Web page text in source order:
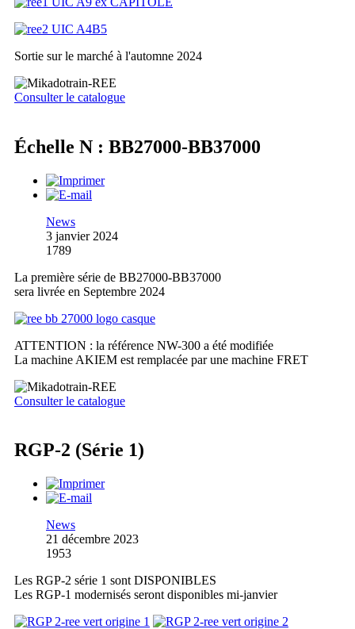
Sortie sur le marché à l'automne 2024
Consulter le catalogue
Échelle N : BB27000-BB37000
News
3 janvier 2024
1789
La première série de BB27000-BB37000
sera livrée en Septembre 2024
ATTENTION : la référence NW-300 a été modifiée
La machine AKIEM est remplacée par une machine FRET
Consulter le catalogue
RGP-2 (Série 1)
News
21 décembre 2023
1953
Les RGP-2 série 1 sont DISPONIBLES
Les RGP-1 modernisés seront disponibles mi-janvier